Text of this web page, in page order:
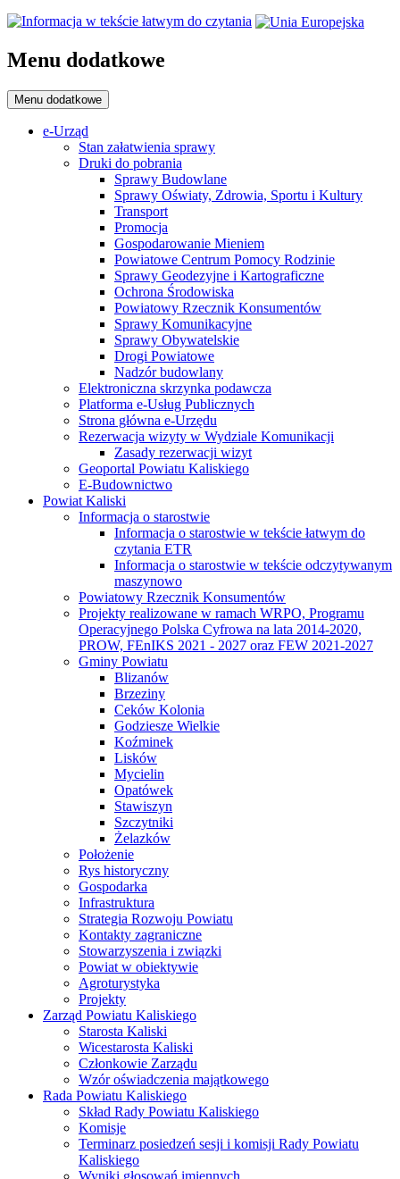
Menu dodatkowe
Menu dodatkowe
e-Urząd
Stan załatwienia sprawy
Druki do pobrania
Sprawy Budowlane
Sprawy Oświaty, Zdrowia, Sportu i Kultury
Transport
Promocja
Gospodarowanie Mieniem
Powiatowe Centrum Pomocy Rodzinie
Sprawy Geodezyjne i Kartograficzne
Ochrona Środowiska
Powiatowy Rzecznik Konsumentów
Sprawy Komunikacyjne
Sprawy Obywatelskie
Drogi Powiatowe
Nadzór budowlany
Elektroniczna skrzynka podawcza
Platforma e-Usług Publicznych
Strona główna e-Urzędu
Rezerwacja wizyty w Wydziale Komunikacji
Zasady rezerwacji wizyt
Geoportal Powiatu Kaliskiego
E-Budownictwo
Powiat Kaliski
Informacja o starostwie
Informacja o starostwie w tekście łatwym do
czytania ETR
Informacja o starostwie w tekście odczytywanym
maszynowo
Powiatowy Rzecznik Konsumentów
Projekty realizowane w ramach WRPO, Programu
Operacyjnego Polska Cyfrowa na lata 2014-2020,
PROW, FEnIKS 2021 - 2027 oraz FEW 2021-2027
Gminy Powiatu
Blizanów
Brzeziny
Ceków Kolonia
Godziesze Wielkie
Koźminek
Lisków
Mycielin
Opatówek
Stawiszyn
Szczytniki
Żelazków
Położenie
Rys historyczny
Gospodarka
Infrastruktura
Strategia Rozwoju Powiatu
Kontakty zagraniczne
Stowarzyszenia i związki
Powiat w obiektywie
Agroturystyka
Projekty
Zarząd Powiatu Kaliskiego
Starosta Kaliski
Wicestarosta Kaliski
Członkowie Zarządu
Wzór oświadczenia majątkowego
Rada Powiatu Kaliskiego
Skład Rady Powiatu Kaliskiego
Komisje
Terminarz posiedzeń sesji i komisji Rady Powiatu
Kaliskiego
Wyniki głosowań imiennych